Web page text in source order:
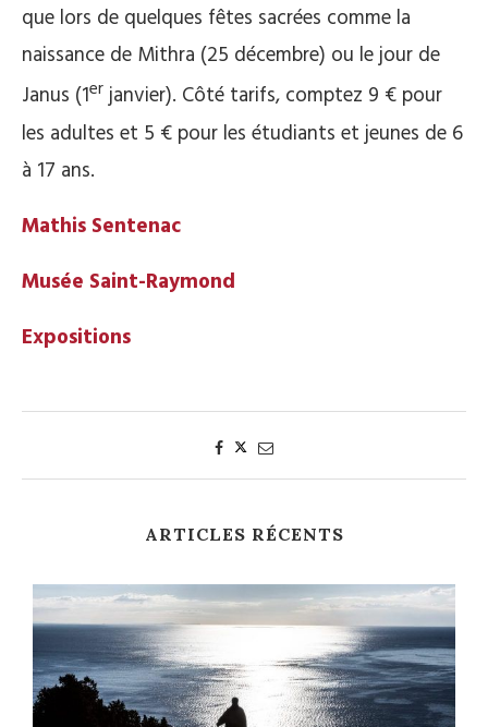
que lors de quelques fêtes sacrées comme la
naissance de Mithra (25 décembre) ou le jour de
Janus (1erjanvier). Côté tarifs, comptez 9 € pour
les adultes et 5 € pour les étudiants et jeunes de 6
à 17 ans.
Mathis Sentenac
Musée Saint-Raymond
Expositions
ARTICLES RÉCENTS